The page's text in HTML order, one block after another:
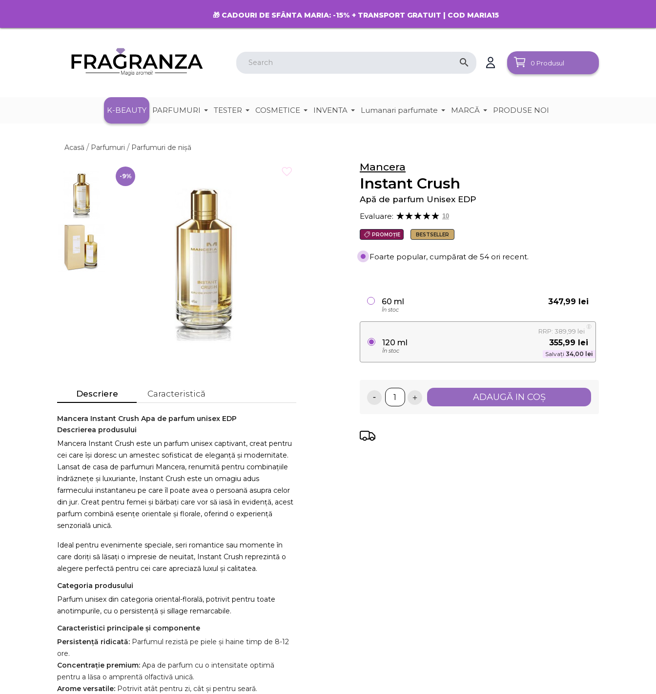
🎁 CADOURI DE SFÂNTA MARIA: -15% + TRANSPORT GRATUIT | COD MARIA15
search 0 Produsul
K-BEAUTY PARFUMURI TESTER COSMETICE INVENTA Lumanari parfumate MARCĂ PRODUSE NOI
Acasă Parfumuri Parfumuri de nișă
-9%
Descriere Caracteristică
Mancera Instant Crush Apa de parfum unisex EDP
Descrierea produsului
Mancera Instant Crush este un parfum unisex captivant, creat pentru
cei care își doresc un amestec sofisticat de eleganță și modernitate.
Lansat de casa de parfumuri Mancera, renumită pentru combinațiile
îndrăznețe și luxuriante, Instant Crush este un omagiu adus
farmecului instantaneu pe care îl poate avea o persoană asupra celor
din jur. Creat pentru femei și bărbați care vor să iasă în evidență, acest
parfum combină esențe orientale și florale, oferind o experiență
senzorială unică.
Ideal pentru evenimente speciale, seri romantice sau momente în
care doriți să lăsați o impresie de neuitat, Instant Crush reprezintă o
alegere perfectă pentru cei care apreciază luxul și calitatea.
Categoria produsului
Parfum unisex din categoria oriental-florală, potrivit pentru toate
anotimpurile, cu o persistență și sillage remarcabile.
Caracteristici principale și componente
Persistență ridicată: Parfumul rezistă pe piele și haine timp de 8-12
ore.
Concentrație premium: Apa de parfum cu o intensitate optimă
pentru a lăsa o amprentă olfactivă unică.
Arome versatile: Potrivit atât pentru zi, cât și pentru seară.
Mancera
Instant Crush
Apă de parfum Unisex EDP
Evaluare: 10
PROMOȚIE BESTSELLER
Foarte popular, cumpărat de 54 ori recent.
347,99 lei
60 ml
În stoc
355,99 lei
Salvați 34,00 lei
120 ml
În stoc
RRP: 389,99 lei
ADAUGĂ IN COŞ